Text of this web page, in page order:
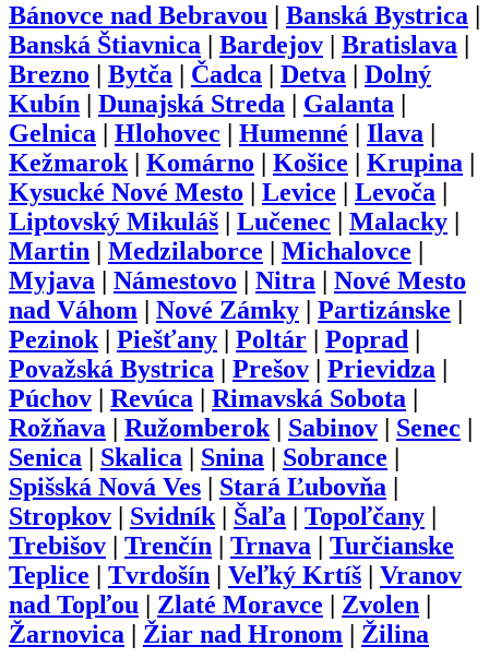
Bánovce nad Bebravou Banská Bystrica
Banská Štiavnica
Bardejov Bratislava
Brezno
Bytča Čadca Detva
Dolný
Kubín
Dunajská Streda Galanta
Gelnica
Hlohovec Humenné Ilava
Kežmarok| Komárno Košice Krupina
Kysucké Nové Mesto
Levice Levoča
Liptovský Mikuláš
Lučenec Malacky
Martin
Medzilaborce Michalovce
Myjava
Námestovo Nitra
Nové Mesto
nad Váhom
Nové Zámky Partizánske
Pezinok| Piešťany Poltár Poprad
Považská Bystrica
Prešov Prievidza
Púchov
Revúca Rimavská Sobota
Rožňava
Ružomberok| Sabinov Senec
Senica
Skalica Snina Sobrance
Spišská Nová Ves
Stará Ľubovňa
Stropkov
Svidník| Šaľa Topoľčany
Trebišov
Trenčín Trnava
Turčianske
Teplice
Tvrdošín Veľký Krtíš
Vranov
nad Topľou
Zlaté Moravce Zvolen
Žarnovica
Žiar nad Hronom Žilina